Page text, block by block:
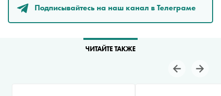
Подписывайтесь на наш канал в Телеграме
ЧИТАЙТЕ ТАКЖЕ